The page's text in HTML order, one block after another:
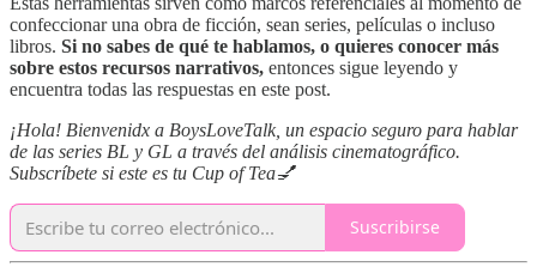
confeccionar una obra de ficción, sean series, películas o incluso
libros. Si no sabes de qué te hablamos, o quieres conocer más
sobre estos recursos narrativos, entonces sigue leyendo y
encuentra todas las respuestas en este post.
¡Hola! Bienvenidx a BoysLoveTalk, un espacio seguro para hablar
de las series BL y GL a través del análisis cinematográfico.
Subscríbete si este es tu Cup of Tea💅
Suscribirse